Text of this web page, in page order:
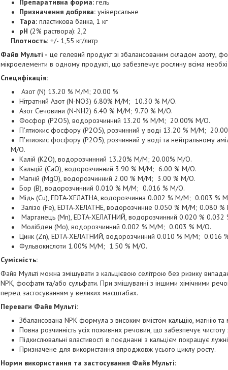
Препаративна форма: гель
Призначення добрива: універсальне
Тара: пластикова банка, 1 кг
pH (2% раствора): 2,2
Плотность: +/- 1,55 кг/литр
Файв Мульті - це гелевий продукт зі збалансованим складом азоту,
мікроелементи в одному продукті, що забезпечує рослину всіма
Специфікація:
Азот (N) 13.20 % М/М; 20.00 %
Нітратний Азот (N-NO3) 6.80% М/М; 10.30 % М/О.
Азот Сечовини (N-NH2) 6.40 % М/М; 9.70 % М/О.
Фосфор (P2O5), водорозчинний 13.20 % М/М; 20.00% М/О.
П'ятиокис фосфору (P2O5), розчинний у воді 13.20 % М/М;
П'ятиокис фосфору (P2O5), розчинний у воді та нейтральному
М/О.
Калій (K2O), водорозчинний 13.20% М/М; 20.00% М/О.
Кальцій (CaO), водорозчинний 3.90 % М/М; 6.00 % М/О.
Магній (MgO), водорозчинний 2.00 % М/М; 3.00 % М/О.
Бор (B), водорозчинний 0.010 % М/М; 0.016 % М/О.
Мідь (Cu), EDTA-ХЕЛАТНА, водорозчинна 0.002 % М/М; 0.003 %
Залізо (Fe), EDTA-ХЕЛАТНЕ, водорозчинне 0.050 % М/М; 0.080
Марганець (Mn), EDTA-ХЕЛАТНИЙ, водорозчинний 0.020 %
Молібден (Mo), водорозчинний 0.002 % М/М; 0.003 % М/О.
Цинк (Zn), EDTA-ХЕЛАТНИЙ, водорозчинний 0.010 % М/М; 0.016
Фульвокислоти 1.00% М/М; 1.50 % М/О.
Сумісність:
Файв Мульті можна змішувати з кальцієвою селітрою без ризику
NPK, фосфати та/або сульфати. При змішуванні з іншими хімічними
перед застосуванням у великих масштабах.
Переваги Файв Мульті:
Збалансована NPK формула з високим вмістом кальцію, магнію та
Повна розчинність усіх поживних речовин, що забезпечує
Підкислювальні властивості в поєднанні з кальцієм покращує
Призначене для використання впроджовж усього циклу росту.
Норми використання та застосування Файв Мульті: